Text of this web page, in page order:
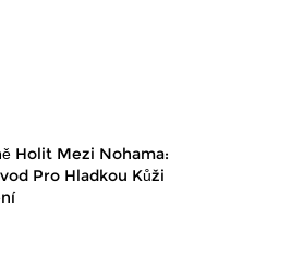
Holit Mezi Nohama:
Pro Hladkou Kůži